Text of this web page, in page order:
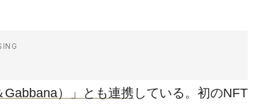
Gabbana）」とも連携 している。初のNFT